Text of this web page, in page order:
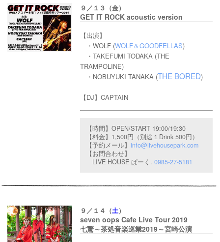
９／１３（金）
GET IT ROCK acoustic version
【出演】
・WOLF (WOLF＆GOODFELLAS)
・TAKEFUMI TODAKA (THE
TRAMPOLINE)
・NOBUYUKI TANAKA (THE BORED)
【DJ】 CAPTAIN
【時間】OPEN/START 19:00/19:30
【料金】1,500円（別途１Drink 500円）
【予約メール】info@livehousepark.com
【お問合わせ】
LIVE HOUSE ぱーく.0985-27-5181
９／１４（土）
seven oops Cafe Live Tour 2019
七驚～茶処音楽巡業2019～宮崎公演